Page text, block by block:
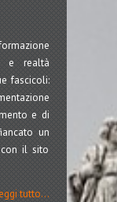
e realtà
fascicoli:
e di
un
il sito
tutto...